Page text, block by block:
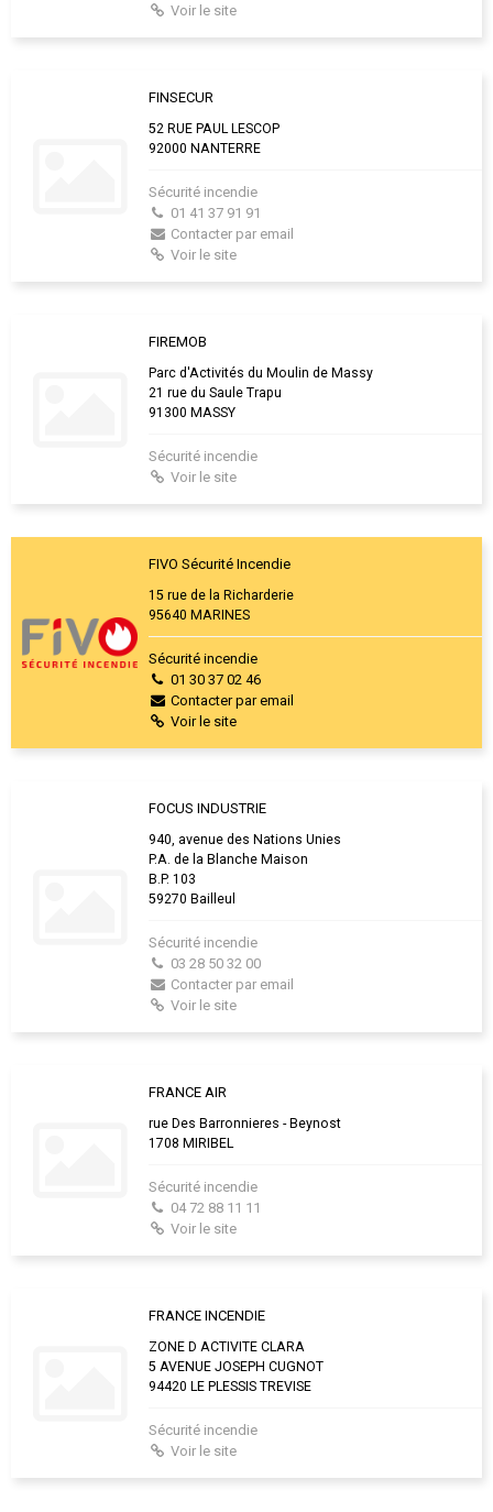
Voir le site
FINSECUR
52 RUE PAUL LESCOP
92000 NANTERRE
Sécurité incendie
01 41 37 91 91
Contacter par email
Voir le site
FIREMOB
Parc d'Activités du Moulin de Massy
21 rue du Saule Trapu
91300 MASSY
Sécurité incendie
Voir le site
FIVO Sécurité Incendie
15 rue de la Richarderie
95640 MARINES
Sécurité incendie
01 30 37 02 46
Contacter par email
Voir le site
FOCUS INDUSTRIE
940, avenue des Nations Unies
P.A. de la Blanche Maison
B.P. 103
59270 Bailleul
Sécurité incendie
03 28 50 32 00
Contacter par email
Voir le site
FRANCE AIR
rue Des Barronnieres - Beynost
1708 MIRIBEL
Sécurité incendie
04 72 88 11 11
Voir le site
FRANCE INCENDIE
ZONE D ACTIVITE CLARA
5 AVENUE JOSEPH CUGNOT
94420 LE PLESSIS TREVISE
Sécurité incendie
Voir le site